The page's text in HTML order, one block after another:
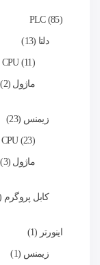
PLC 85
دلتا 13
CPU 11
ماژول I/O 2
زیمنس 23
CPU 23
ماژول I/O 3
کابل پروگرم plc
اینورتر 1
زیمنس 1